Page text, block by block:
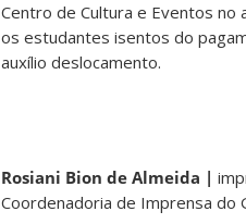
Centro de Cultura e Eventos no
os estudantes isentos do
auxílio deslocamento.
Rosiani Bion de Almeida |
Coordenadoria de Imprensa do